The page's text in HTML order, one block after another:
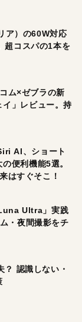
ア）の60W対応
超コスパの1本を
ム×ゼブラの新
」レビュー。持
AI、ショート
便利機能5選。
はすぐそこ！
Ultra」実践
・夜間撮影をチ
？ 認識しない・